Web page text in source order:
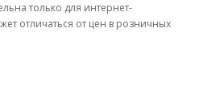
только для интернет-
отличаться от цен в розничных